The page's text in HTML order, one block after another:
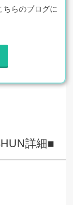
ちらのブログに
詳細■